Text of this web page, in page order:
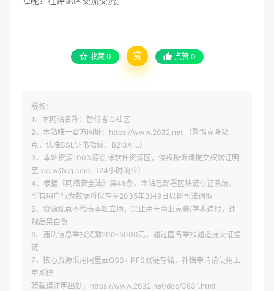
收藏 0 赏 点赞 0
版权：
1、本网站名称：智行者IC社区
2、本站唯一官方网址：https://www.2632.net （警惕克隆站
点，认准SSL证书指纹：B2:3A:...）
3、本站资源100%原创除软件资源区，侵权投诉请提交权属证明
至 xiciw@qq.com （24小时响应）
4、根据《网络安全法》第48条，本站已部署区块链存证系统，
所有用户行为数据将保存至2035年3月9日以备司法调取
5、资源观点不代表本站立场，禁止用于商业竞赛/学术造假，违
规后果自负
6、违法信息举报奖励200-5000元，通过匿名举报通道提交证据
链
7、核心资源采用阿里云OSS+IPFS双链存储，补档申请请使用工
单系统
转载请注明出处：https://www.2632.net/doc/3631.html